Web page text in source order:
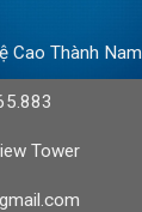
Cao Thành Nam
Tower